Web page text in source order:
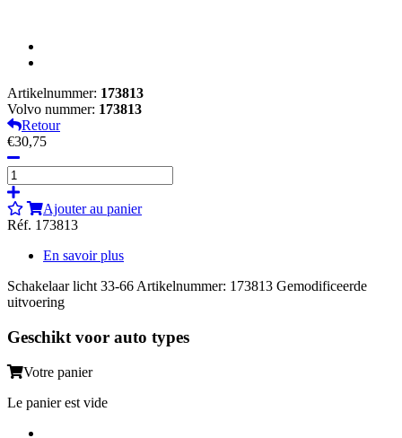
Artikelnummer: 173813
Volvo nummer: 173813
Retour
€30,75
Ajouter au panier
Réf. 173813
En savoir plus
Schakelaar licht 33-66 Artikelnummer: 173813 Gemodificeerde
uitvoering
Geschikt voor auto types
Votre panier
Le panier est vide